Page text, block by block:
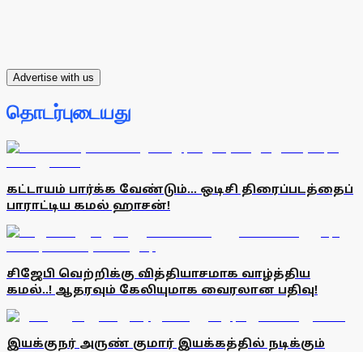
Advertise with us
தொடர்புடையது
கட்டாயம் பார்க்க வேண்டும்... ஒடிசி திரைப்படத்தைப்
பாராட்டிய கமல் ஹாசன்!
சிஜேபி வெற்றிக்கு வித்தியாசமாக வாழ்த்திய
கமல்..! ஆதரவும் கேலியுமாக வைரலான பதிவு!
இயக்குநர் அருண் குமார் இயக்கத்தில் நடிக்கும்